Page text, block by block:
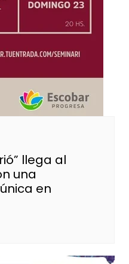
llega al
una
en